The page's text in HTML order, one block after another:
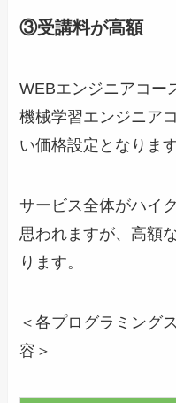
③受講料が高額
WEBエンジニアコー
機械学習エンジニア
い価格設定となります
サービス全体がハイ
思われますが、高額
ります。
＜各プログラミング
容＞